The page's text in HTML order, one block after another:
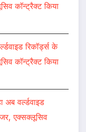
कॉन्ट्रैक्ट किया
रिकॉर्ड्स के
कॉन्ट्रैक्ट किया
अब वर्ल्डवाइड
एक्सक्लूसिव